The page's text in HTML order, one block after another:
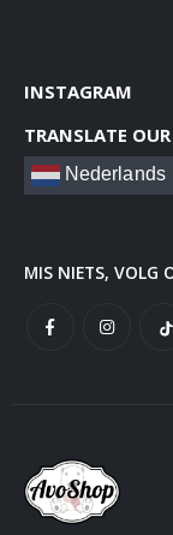
INSTAGRAM
TRANSLATE
Nederlands
MIS NIETS, VOLG